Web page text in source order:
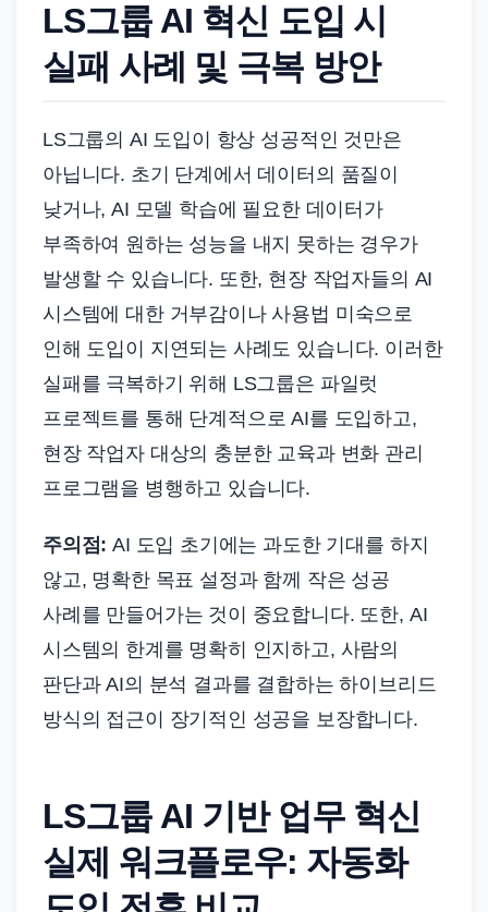
LS그룹 AI 혁신 도입 시
실패 사례 및 극복 방안
LS그룹의 AI 도입이 항상 성공적인 것만은
아닙니다. 초기 단계에서 데이터의 품질이
낮거나, AI 모델 학습에 필요한 데이터가
부족하여 원하는 성능을 내지 못하는 경우가
발생할 수 있습니다. 또한, 현장 작업자들의 AI
시스템에 대한 거부감이나 사용법 미숙으로
인해 도입이 지연되는 사례도 있습니다. 이러한
실패를 극복하기 위해 LS그룹은 파일럿
프로젝트를 통해 단계적으로 AI를 도입하고,
현장 작업자 대상의 충분한 교육과 변화 관리
프로그램을 병행하고 있습니다.
주의점: AI 도입 초기에는 과도한 기대를 하지
않고, 명확한 목표 설정과 함께 작은 성공
사례를 만들어가는 것이 중요합니다. 또한, AI
시스템의 한계를 명확히 인지하고, 사람의
판단과 AI의 분석 결과를 결합하는 하이브리드
방식의 접근이 장기적인 성공을 보장합니다.
LS그룹 AI 기반 업무 혁신
실제 워크플로우: 자동화